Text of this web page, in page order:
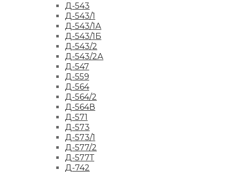
Д-543
Д-543/1
Д-543/1А
Д-543/1Б
Д-543/2
Д-543/2А
Д-547
Д-559
Д-564
Д-564/2
Д-564В
Д-571
Д-573
Д-573/1
Д-577/2
Д-577Т
Д-742